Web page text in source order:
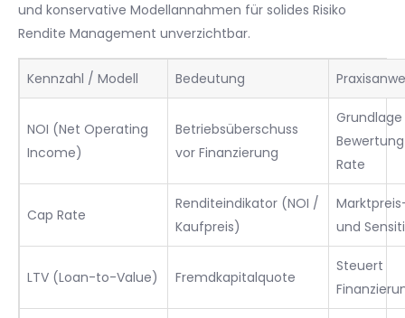
und konservative Modellannahmen für solides Risiko
Rendite Management unverzichtbar.
Kennzahl / Modell Bedeutung
NOI (Net Operating
Income)
Betriebsüberschuss
vor Finanzierung
Rate
Cap Rate
Renditeindikator (NOI /
Kaufpreis)
und
LTV (Loan-to-Value) Fremdkapitalquote
Steuert